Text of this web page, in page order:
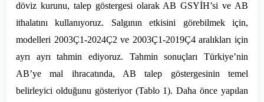
döviz kurunu, talep göstergesi olarak AB GSYİH’si ve AB
ithalatını kullanıyoruz. Salgının etkisini görebilmek için,
modelleri 2003Ç1-2024Ç2 ve 2003Ç1-2019Ç4 aralıkları için
ayrı ayrı tahmin ediyoruz. Tahmin sonuçları Türkiye’nin
AB’ye mal ihracatında, AB talep göstergesinin temel
belirleyici olduğunu gösteriyor (Tablo 1). Daha önce yapılan